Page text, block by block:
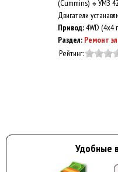
(Cummins) 🔹 УМЗ
Двигатели
Привод:4WD (4x4
Раздел: Ремонт
Рейтинг:
Удобные